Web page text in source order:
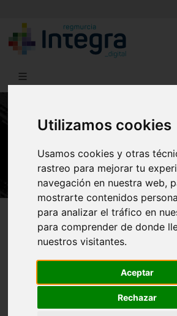
Utilizamos cookies
Usamos cookies y otras
rastreo para mejorar tu
navegación en nuestra web,
mostrarte contenidos
para analizar el tráfico en
para comprender de donde
nuestros visitantes.
Aceptar
Rechazar
HISTORIA
El naufragio del
Región de Murcia Digital Historia
El Sirio
Las consecuencias